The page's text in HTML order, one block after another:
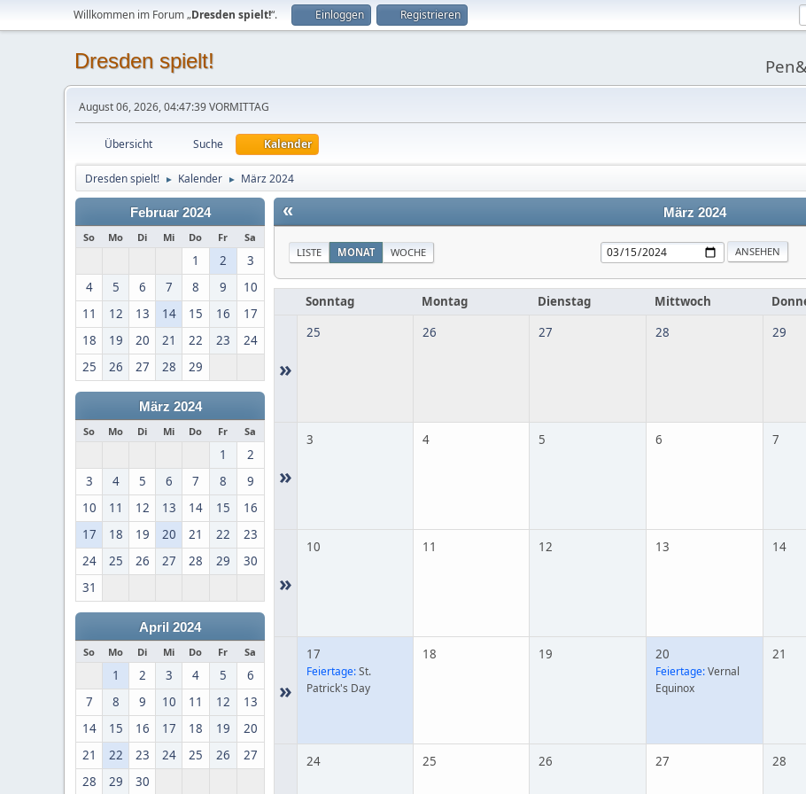
Willkommen im Forum „Dresden spielt!“. Einloggen Registrieren
Dresden spielt!
August 06, 2026, 04:47:39 VORMITTAG
Übersicht Suche Kalender
Dresden spielt! ► Kalender ► März 2024
Februar 2024
So Mo Di Mi Do Fr Sa
1 2
3
4
5 6 7 8 9
10
11
12 13 14 15 16
17
18
19 20 21 22 23
24
25
26 27 28 29
März 2024
So Mo Di Mi Do Fr Sa
1
2
3
4 5 6 7 8
9
10
11 12 13 14 15
16
17
18 19 20 21 22
23
24
25 26 27 28 29
30
31
April 2024
So Mo Di Mi Do Fr Sa
1 2 3 4 5
6
7
8 9 10 11 12
13
14
15 16 17 18 19
20
21
22 23 24 25 26
27
28
29 30
« März 2024
LISTE MONAT WOCHE
Sonntag Montag Dienstag Mittwoch
»
25 26 27 28 29
»
3 4 5 6 7
»
10 11 12 13 14
»
17
Feiertage:St.
Patrick's Day
18 19 20
Feiertage:Vernal
Equinox
21
24 25 26 27 28